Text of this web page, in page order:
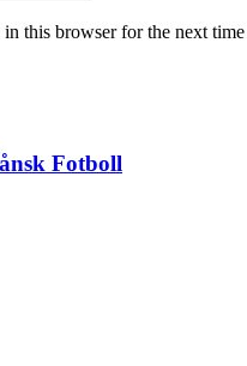
this browser for the next
Fotboll